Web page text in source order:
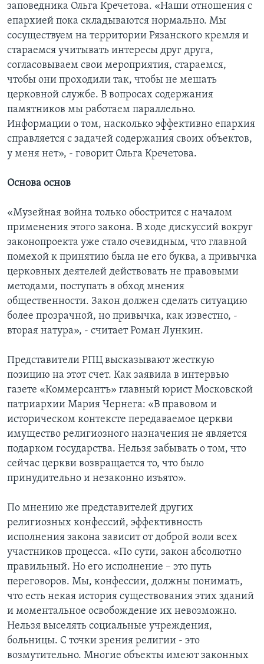
заповедника Ольга Кречетова. «Наши отношения с
епархией пока складываются нормально. Мы
сосуществуем на территории Рязанского кремля и
стараемся учитывать интересы друг друга,
согласовываем свои мероприятия, стараемся,
чтобы они проходили так, чтобы не мешать
церковной службе. В вопросах содержания
памятников мы работаем параллельно.
Информации о том, насколько эффективно епархия
справляется с задачей содержания своих объектов,
у меня нет», - говорит Ольга Кречетова.
Основа основ
«Музейная война только обострится с началом
применения этого закона. В ходе дискуссий вокруг
законопроекта уже стало очевидным, что главной
помехой к принятию была не его буква, а привычка
церковных деятелей действовать не правовыми
методами, поступать в обход мнения
общественности. Закон должен сделать ситуацию
более прозрачной, но привычка, как известно, -
вторая натура», - считает Роман Лункин.
Представители РПЦ высказывают жесткую
позицию на этот счет. Как заявила в интервью
газете «Коммерсантъ» главный юрист Московской
патриархии Мария Чернега: «В правовом и
историческом контексте передаваемое церкви
имущество религиозного назначения не является
подарком государства. Нельзя забывать о том, что
сейчас церкви возвращается то, что было
принудительно и незаконно изъято».
По мнению же представителей других
религиозных конфессий, эффективность
исполнения закона зависит от доброй воли всех
участников процесса. «По сути, закон абсолютно
правильный. Но его исполнение – это путь
переговоров. Мы, конфессии, должны понимать,
что есть некая история существования этих зданий
и моментальное освобождение их невозможно.
Нельзя выселять социальные учреждения,
больницы. С точки зрения религии - это
возмутительно. Многие объекты имеют законных